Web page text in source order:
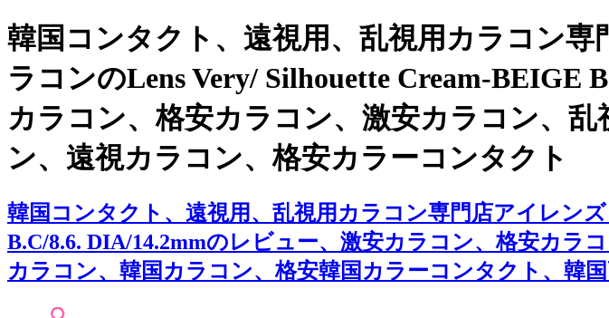
韓国コンタクト、遠視用、乱視用カラコン
ラコンのLens Very/ Silhouette Cream-BEIGE
カラコン、格安カラコン、激安カラコン、
ン、遠視カラコン、格安カラーコンタクト
韓国コンタクト、遠視用、乱視用カラコン専門店アイレン
B.C/8.6. DIA/14.2mmのレビュー、激安カラコン、格安カラ
カラコン、韓国カラコン、格安韓国カラーコンタクト、韓